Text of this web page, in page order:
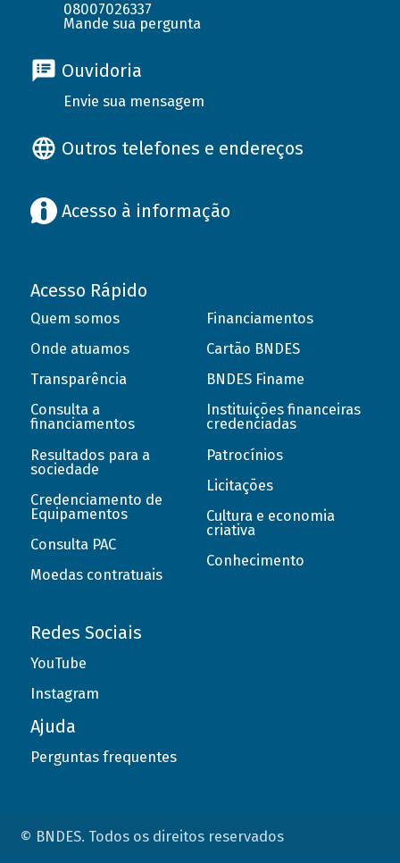
08007026337
Mande sua pergunta
Ouvidoria
Envie sua mensagem
Outros telefones e endereços
Acesso à informação
Acesso Rápido
Quem somos
Onde atuamos
Transparência
Consulta a
financiamentos
Resultados para a
sociedade
Credenciamento de
Equipamentos
Consulta PAC
Moedas contratuais
Financiamentos
Cartão BNDES
BNDES Finame
Instituições financeiras
credenciadas
Patrocínios
Licitações
Cultura e economia
criativa
Conhecimento
Redes Sociais
YouTube
Instagram
Ajuda
Perguntas frequentes
© BNDES. Todos os direitos reservados